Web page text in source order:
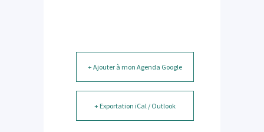
+ Ajouter à mon Agenda Google
+ Exportation iCal / Outlook